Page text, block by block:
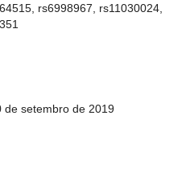
rs6998967, rs11030024,
de setembro de 2019